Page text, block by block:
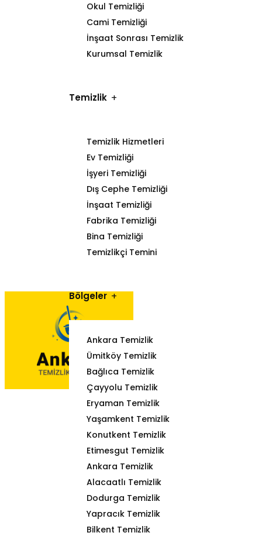
Okul Temizliği
Cami Temizliği
İnşaat Sonrası Temizlik
Kurumsal Temizlik
Temizlik
Temizlik Hizmetleri
Ev Temizliği
İşyeri Temizliği
Dış Cephe Temizliği
İnşaat Temizliği
Fabrika Temizliği
Bina Temizliği
Temizlikçi Temini
Bölgeler
Ankara Temizlik
Ümitköy Temizlik
Bağlıca Temizlik
Çayyolu Temizlik
Eryaman Temizlik
Yaşamkent Temizlik
Konutkent Temizlik
Etimesgut Temizlik
Ankara Temizlik
Alacaatlı Temizlik
Dodurga Temizlik
Yapracık Temizlik
Bilkent Temizlik